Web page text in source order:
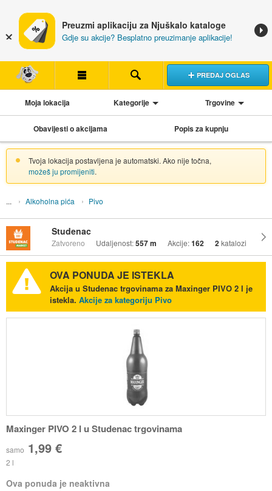
Preuzmi aplikaciju za Njuškalo kataloge
Gdje su akcije? Besplatno preuzimanje aplikacije!
PREDAJ OGLAS
Moja lokacija Kategorije Trgovine
Obavijesti o akcijama Popis za kupnju
Tvoja lokacija postavljena je automatski. Ako nije točna,
možeš ju promijeniti.
Alkoholna pića Pivo
Studenac
Zatvoreno Udaljenost:557 m Akcije:162 2katalozi
OVA PONUDA JE ISTEKLA
Akcija u Studenac trgovinama za Maxinger PIVO 2 l je
istekla. Akcije za kategoriju Pivo
Maxinger PIVO 2 l u Studenac trgovinama
samo 1,99 €
2 l
Ova ponuda je neaktivna